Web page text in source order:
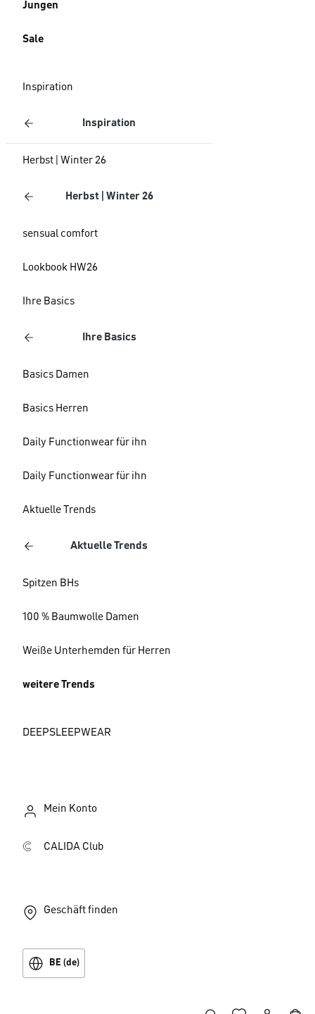
Jungen
Sale
Inspiration
Inspiration
Herbst | Winter 26
Herbst | Winter 26
sensual comfort
Lookbook HW26
Ihre Basics
Ihre Basics
Basics Damen
Basics Herren
Daily Functionwear für ihn
Daily Functionwear für ihn
Aktuelle Trends
Aktuelle Trends
Spitzen BHs
100 % Baumwolle Damen
Weiße Unterhemden für Herren
weitere Trends
DEEPSLEEPWEAR
Mein Konto
CALIDA Club
Geschäft finden
BE (de)